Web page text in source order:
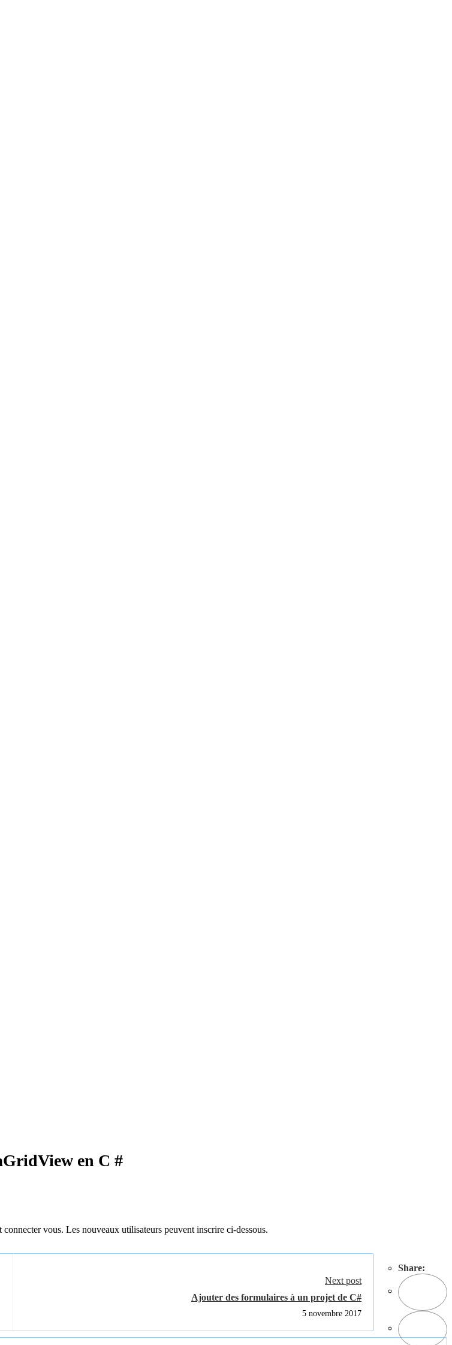
en C #
vous. Les nouveaux utilisateurs peuvent inscrire ci-dessous.
Share:
Next post
Ajouter des formulaires à un projet de C#
5 novembre 2017